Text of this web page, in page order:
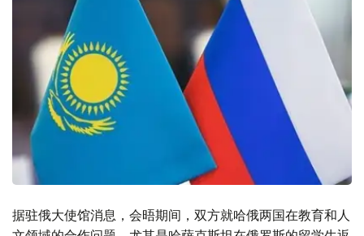
据驻俄大使馆消息，会晤期间，双方就哈俄两国在教育和人